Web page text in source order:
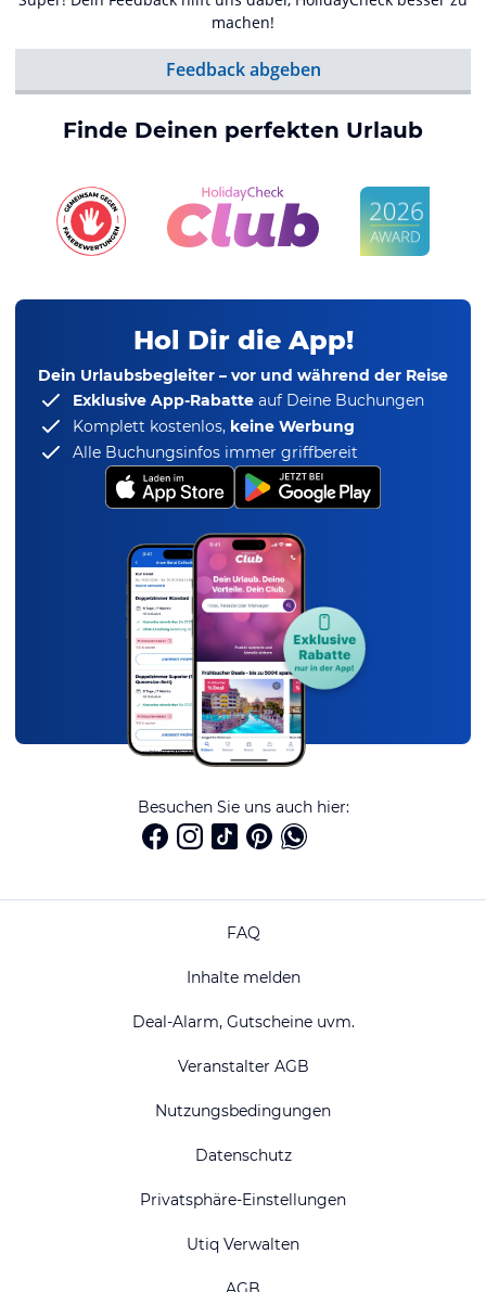
machen!
Feedback abgeben
Finde Deinen perfekten Urlaub
Hol Dir die App!
Dein Urlaubsbegleiter – vor und während der Reise
Exklusive App-Rabatte auf Deine Buchungen
Komplett kostenlos, keine Werbung
Alle Buchungsinfos immer griffbereit
Besuchen Sie uns auch hier:
FAQ
Inhalte melden
Deal-Alarm, Gutscheine uvm.
Veranstalter AGB
Nutzungsbedingungen
Datenschutz
Privatsphäre-Einstellungen
Utiq Verwalten